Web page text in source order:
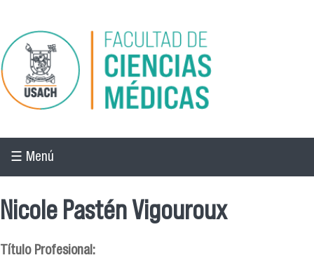
Pasar al contenido principal
☰ Menú
Nicole Pastén Vigouroux
Título Profesional: